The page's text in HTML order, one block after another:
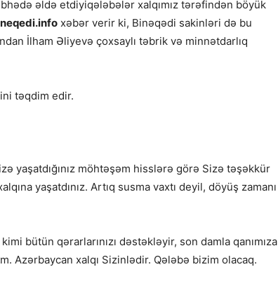
əldə etdiyiqələbələr xalqımız tərəfindən böyük
xəbər verir ki, Binəqədi sakinləri də bu
İlham Əliyevə çoxsaylı təbrik və minnətdarlıq
təqdim edir.
yaşatdığınız möhtəşəm hisslərə görə Sizə təşəkkür
yaşatdınız. Artıq susma vaxtı deyil, döyüş zamanı
bütün qərarlarınızı dəstəkləyir, son damla qanımıza
Azərbaycan xalqı Sizinlədir. Qələbə bizim olacaq.